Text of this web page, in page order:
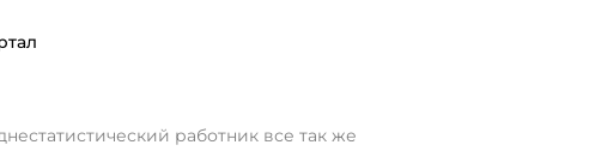
работник все так же